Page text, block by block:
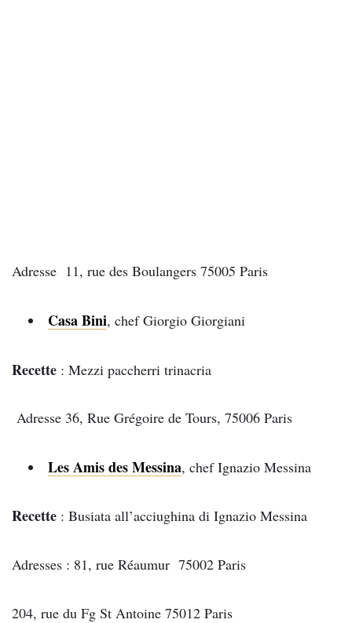
Adresse 11, rue des Boulangers 75005 Paris
Casa Bini, chef Giorgio Giorgiani
Recette : Mezzi paccherri trinacria
Adresse 36, Rue Grégoire de Tours, 75006 Paris
Les Amis des Messina, chef Ignazio Messina
Recette : Busiata all’acciughina di Ignazio Messina
Adresses : 81, rue Réaumur 75002 Paris
204, rue du Fg St Antoine 75012 Paris